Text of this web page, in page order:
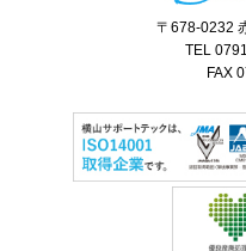
〒678-0232
TEL
FAX